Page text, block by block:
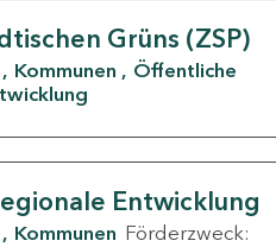
Grüns (ZSP)
Kommunen
Öffentliche
Entwicklung
Kommunen Förderzweck: